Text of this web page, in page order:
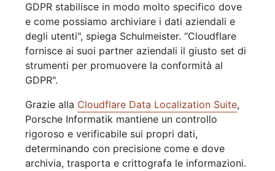
GDPR stabilisce in modo molto specifico dove
e come possiamo archiviare i dati aziendali e
degli utenti", spiega Schulmeister. “Cloudflare
fornisce ai suoi partner aziendali il giusto set di
strumenti per promuovere la conformità al
GDPR".
Grazie alla Cloudflare Data Localization Suite,
Porsche Informatik mantiene un controllo
rigoroso e verificabile sui propri dati,
determinando con precisione come e dove
archivia, trasporta e crittografa le informazioni.